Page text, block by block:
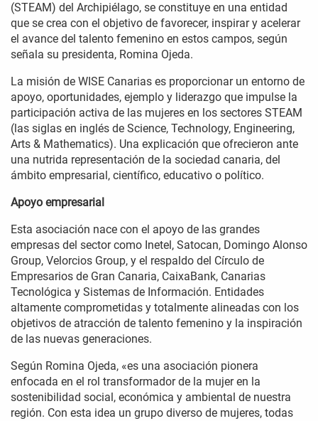
(STEAM) del Archipiélago, se constituye en una entidad
que se crea con el objetivo de favorecer, inspirar y acelerar
el avance del talento femenino en estos campos, según
señala su presidenta, Romina Ojeda.
La misión de WISE Canarias es proporcionar un entorno de
apoyo, oportunidades, ejemplo y liderazgo que impulse la
participación activa de las mujeres en los sectores STEAM
(las siglas en inglés de Science, Technology, Engineering,
Arts & Mathematics). Una explicación que ofrecieron ante
una nutrida representación de la sociedad canaria, del
ámbito empresarial, científico, educativo o político.
Apoyo empresarial
Esta asociación nace con el apoyo de las grandes
empresas del sector como Inetel, Satocan, Domingo Alonso
Group, Velorcios Group, y el respaldo del Círculo de
Empresarios de Gran Canaria, CaixaBank, Canarias
Tecnológica y Sistemas de Información. Entidades
altamente comprometidas y totalmente alineadas con los
objetivos de atracción de talento femenino y la inspiración
de las nuevas generaciones.
Según Romina Ojeda, «es una asociación pionera
enfocada en el rol transformador de la mujer en la
sostenibilidad social, económica y ambiental de nuestra
región. Con esta idea un grupo diverso de mujeres, todas